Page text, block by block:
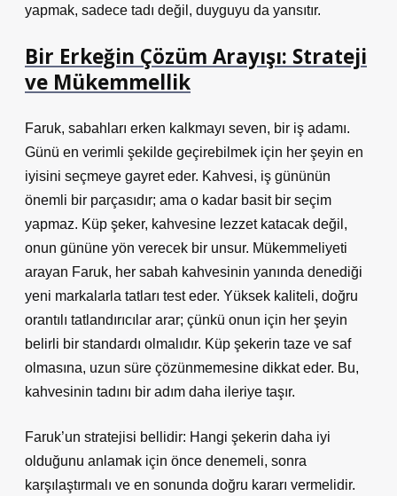
yapmak, sadece tadı değil, duyguyu da yansıtır.
Bir Erkeğin Çözüm Arayışı: Strateji
ve Mükemmellik
Faruk, sabahları erken kalkmayı seven, bir iş adamı.
Günü en verimli şekilde geçirebilmek için her şeyin en
iyisini seçmeye gayret eder. Kahvesi, iş gününün
önemli bir parçasıdır; ama o kadar basit bir seçim
yapmaz. Küp şeker, kahvesine lezzet katacak değil,
onun gününe yön verecek bir unsur. Mükemmeliyeti
arayan Faruk, her sabah kahvesinin yanında denediği
yeni markalarla tatları test eder. Yüksek kaliteli, doğru
orantılı tatlandırıcılar arar; çünkü onun için her şeyin
belirli bir standardı olmalıdır. Küp şekerin taze ve saf
olmasına, uzun süre çözünmemesine dikkat eder. Bu,
kahvesinin tadını bir adım daha ileriye taşır.
Faruk’un stratejisi bellidir: Hangi şekerin daha iyi
olduğunu anlamak için önce denemeli, sonra
karşılaştırmalı ve en sonunda doğru kararı vermelidir.